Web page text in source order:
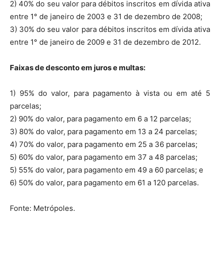
2) 40% do seu valor para débitos inscritos em dívida ativa
entre 1° de janeiro de 2003 e 31 de dezembro de 2008;
3) 30% do seu valor para débitos inscritos em dívida ativa
entre 1° de janeiro de 2009 e 31 de dezembro de 2012.
Faixas de desconto em juros e multas:
1) 95% do valor, para pagamento à vista ou em até 5
parcelas;
2) 90% do valor, para pagamento em 6 a 12 parcelas;
3) 80% do valor, para pagamento em 13 a 24 parcelas;
4) 70% do valor, para pagamento em 25 a 36 parcelas;
5) 60% do valor, para pagamento em 37 a 48 parcelas;
5) 55% do valor, para pagamento em 49 a 60 parcelas; e
6) 50% do valor, para pagamento em 61 a 120 parcelas.
Fonte: Metrópoles.